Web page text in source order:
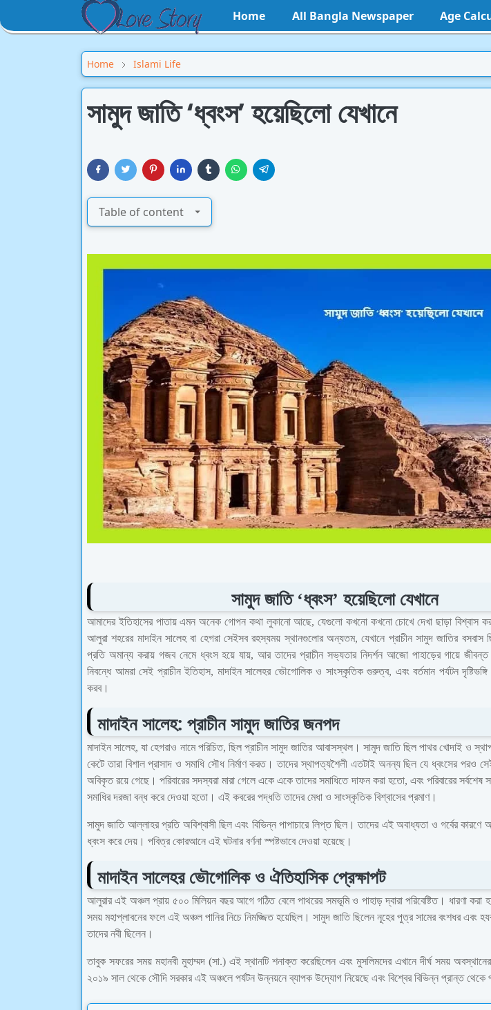
Home All Bangla Newspaper Age
Home Islami Life
সামুদ জাতি ‘ধ্বংস’ হয়েছিলো যেখানে
Table of content
সামুদ জাতি ‘ধ্বংস’ হয়েছিলো যেখানে
আমাদের ইতিহাসের পাতায় এমন অনেক গোপন কথা লুকানো আছে, যেগুলো কখনো কখনো চোখে দেখা ছাড়া বিশ্বাস
আলুরা শহরের মাদাইন সালেহ বা হেগরা সেইসব রহস্যময় স্থানগুলোর অন্যতম, যেখানে প্রাচীন সামুদ জাতির
প্রতি অমান্য করায় গজব নেমে ধ্বংস হয়ে যায়, আর তাদের প্রাচীন সভ্যতার নিদর্শন আজো পাহাড়ের গায়ে
নিবন্ধে আমরা সেই প্রাচীন ইতিহাস, মাদাইন সালেহর ভৌগোলিক ও সাংস্কৃতিক গুরুত্ব, এবং বর্তমান পর্যটন
করব।
মাদাইন সালেহ: প্রাচীন সামুদ জাতির জনপদ
মাদাইন সালেহ, যা হেগরাও নামে পরিচিত, ছিল প্রাচীন সামুদ জাতির আবাসস্থল। সামুদ জাতি ছিল পাথর খোদাই ও
কেটে তারা বিশাল প্রাসাদ ও সমাধি সৌধ নির্মাণ করত। তাদের স্থাপত্যশৈলী এতটাই অনন্য ছিল যে ধ্বংসের
অবিকৃত রয়ে গেছে। পরিবারের সদস্যরা মারা গেলে একে একে তাদের সমাধিতে দাফন করা হতো, এবং পরিবারের সর্বশেষ
সমাধির দরজা বন্ধ করে দেওয়া হতো। এই কবরের পদ্ধতি তাদের মেধা ও সাংস্কৃতিক বিশ্বাসের প্রমাণ।
সামুদ জাতি আল্লাহর প্রতি অবিশ্বাসী ছিল এবং বিভিন্ন পাপাচারে লিপ্ত ছিল। তাদের এই অবাধ্যতা ও গর্বের কারণে
ধ্বংস করে দেয়। পবিত্র কোরআনে এই ঘটনার বর্ণনা স্পষ্টভাবে দেওয়া হয়েছে।
মাদাইন সালেহর ভৌগোলিক ও ঐতিহাসিক প্রেক্ষাপট
আলুরার এই অঞ্চল প্রায় ৫০০ মিলিয়ন বছর আগে গঠিত বেলে পাথরের সমভূমি ও পাহাড় দ্বারা পরিবেষ্টিত। ধারণা করা
সময় মহাপ্লাবনের ফলে এই অঞ্চল পানির নিচে নিমজ্জিত হয়েছিল। সামুদ জাতি ছিলেন নূহের পুত্র সামের বংশধর এবং
তাদের নবী ছিলেন।
তাবুক সফরের সময় মহানবী মুহাম্মদ (সা.) এই স্থানটি শনাক্ত করেছিলেন এবং মুসলিমদের এখানে দীর্ঘ সময়
২০১৯ সাল থেকে সৌদি সরকার এই অঞ্চলে পর্যটন উন্নয়নে ব্যাপক উদ্যোগ নিয়েছে এবং বিশ্বের বিভিন্ন প্রান্ত থেকে